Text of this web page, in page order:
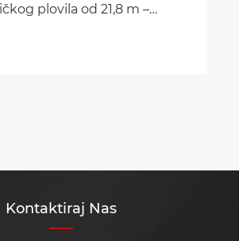
plovila od 21,8 m –
Kontaktiraj Nas